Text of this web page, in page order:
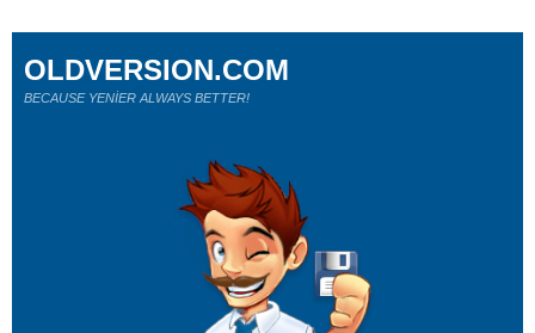
OLDVERSION.COM
BECAUSE YENİER ALWAYS BETTER!